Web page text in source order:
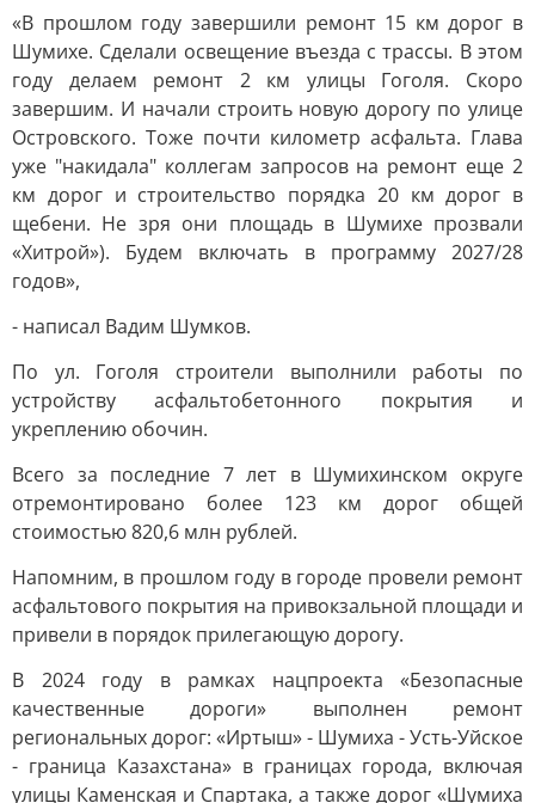
«В прошлом году завершили ремонт 15 км дорог в
Шумихе. Сделали освещение въезда с трассы. В этом
году делаем ремонт 2 км улицы Гоголя. Скоро
завершим. И начали строить новую дорогу по улице
Островского. Тоже почти километр асфальта. Глава
уже "накидала" коллегам запросов на ремонт еще 2
км дорог и строительство порядка 20 км дорог в
щебени. Не зря они площадь в Шумихе прозвали
«Хитрой»). Будем включать в программу 2027/28
годов»,
- написал Вадим Шумков.
По ул. Гоголя строители выполнили работы по
устройству асфальтобетонного покрытия и
укреплению обочин.
Всего за последние 7 лет в Шумихинском округе
отремонтировано более 123 км дорог общей
стоимостью 820,6 млн рублей.
Напомним, в прошлом году в городе провели ремонт
асфальтового покрытия на привокзальной площади и
привели в порядок прилегающую дорогу.
В 2024 году в рамках нацпроекта «Безопасные
качественные дороги» выполнен ремонт
региональных дорог: «Иртыш» - Шумиха - Усть-Уйское
- граница Казахстана» в границах города, включая
улицы Каменская и Спартака, а также дорог «Шумиха